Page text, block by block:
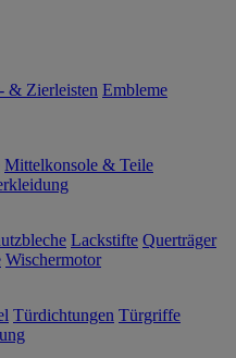
& Zierleisten Embleme
Mittelkonsole & Teile
Lackstifte Querträger
Wischermotor
Türdichtungen Türgriffe